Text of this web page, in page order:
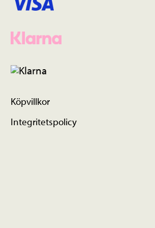
Köpvillkor
Integritetspolicy